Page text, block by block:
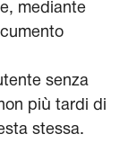
mediante
senza
più tardi di
stessa.